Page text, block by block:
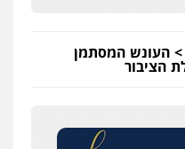
> העונש המסתמן